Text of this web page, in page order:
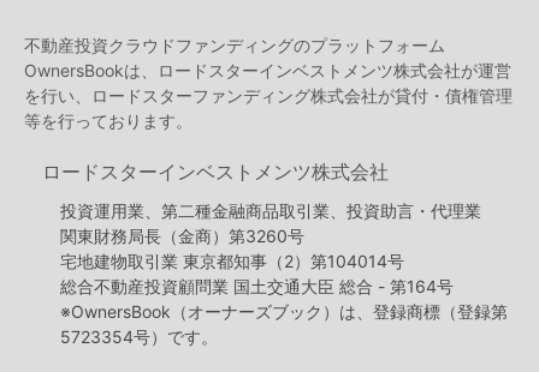
不動産投資クラウドファンディングのプラットフォーム
OwnersBookは、ロードスターインベストメンツ株式会社が運営
を行い、ロードスターファンディング株式会社が貸付・債権管理
等を行っております。
ロードスターインベストメンツ株式会社
投資運用業、第二種金融商品取引業、投資助言・代理業
関東財務局長（金商）第3260号
宅地建物取引業 東京都知事（2）第104014号
総合不動産投資顧問業 国土交通大臣 総合 - 第164号
※OwnersBook（オーナーズブック）は、登録商標（登録第
5723354号）です。